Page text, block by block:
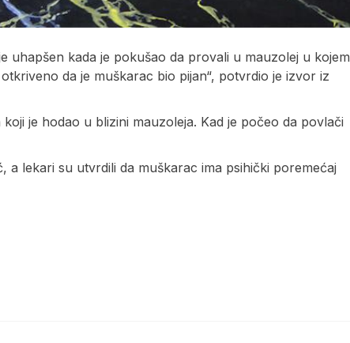
uhapšen kada je pokušao da provali u mauzolej u kojem
da je muškarac bio pijan“, potvrdio je izvor iz
je hodao u blizini mauzoleja. Kad je počeo da povlači
lekari su utvrdili da muškarac ima psihički poremećaj